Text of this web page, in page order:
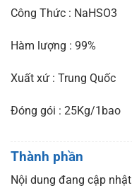
Công Thức : NaHSO3
Hàm lượng : 99%
Xuất xứ : Trung Quốc
Đóng gói : 25Kg/1bao
Thành phần
Nội dung đang cập nhật